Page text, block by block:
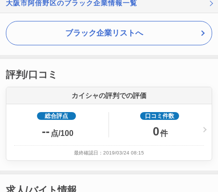
大阪市阿倍野区のブラック企業情報一覧
ブラック企業リストへ
評判/口コミ
カイシャの評判での評価
総合評点
-- 点/100
口コミ件数
0件
最終確認日：2019/03/24 08:15